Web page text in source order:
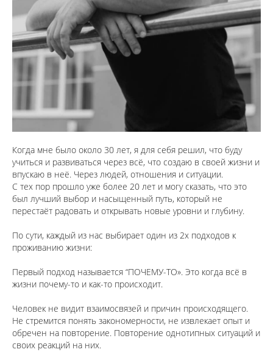
Когда мне было около 30 лет, я для себя решил, что буду
учиться и развиваться через всё, что создаю в своей жизни и
впускаю в неё. Через людей, отношения и ситуации.
С тех пор прошло уже более 20 лет и могу сказать, что это
был лучший выбор и насыщенный путь, который не
перестаёт радовать и открывать новые уровни и глубину.
По сути, каждый из нас выбирает один из 2х подходов к
проживанию жизни:
Первый подход называется “ПОЧЕМУ-ТО». Это когда всё в
жизни почему-то и как-то происходит.
Человек не видит взаимосвязей и причин происходящего.
Не стремится понять закономерности, не извлекает опыт и
обречен на повторение. Повторение однотипных ситуаций и
своих реакций на них.